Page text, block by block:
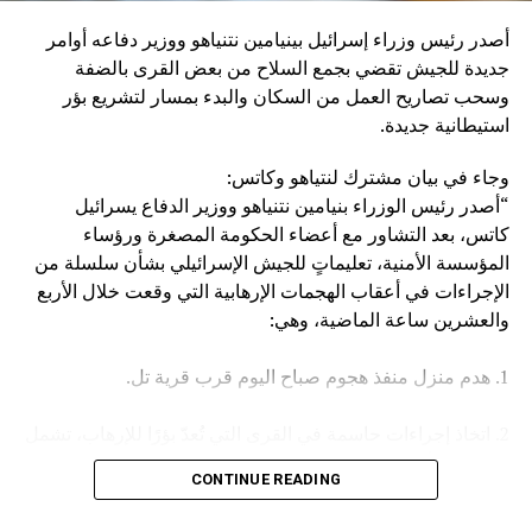
وكان مصدر مسؤول في الهيئة العامة للنقل السعودية قد صرح
الخميس، بأن سفينة (ENCELIA) التابعة لإحدى الشركات
السعودية، تعرضت لاستهداف أثناء إبحارها في البحر الأحمر، نتج
عنه حريق في مقدمتها.
وأكد المصدر أن جميع أفراد الطاقم بخير، مشيرا في السياق إلى
أن الجهات المعنية اتخذت كافة الإجراءات اللازمة لتأمين السفينة
وطاقمها وحماية البيئة البحرية.
أصدر رئيس وزراء إسرائيل بينيامين نتنياهو ووزير دفاعه أوامر
جديدة للجيش تقضي بجمع السلاح من بعض القرى بالضفة
وسحب تصاريح العمل من السكان والبدء بمسار لتشريع بؤر
استيطانية جديدة.
وجاء في بيان مشترك لنتياهو وكاتس:
“أصدر رئيس الوزراء بنيامين نتنياهو ووزير الدفاع يسرائيل
كاتس، بعد التشاور مع أعضاء الحكومة المصغرة ورؤساء
المؤسسة الأمنية، تعليماتٍ للجيش الإسرائيلي بشأن سلسلة من
الإجراءات في أعقاب الهجمات الإرهابية التي وقعت خلال الأربع
والعشرين ساعة الماضية، وهي:
1. هدم منزل منفذ هجوم صباح اليوم قرب قرية تل.
مصادرة الأسلحة وإلغاء تصاريح العمل، وغير ذلك.
CONTINUE READING